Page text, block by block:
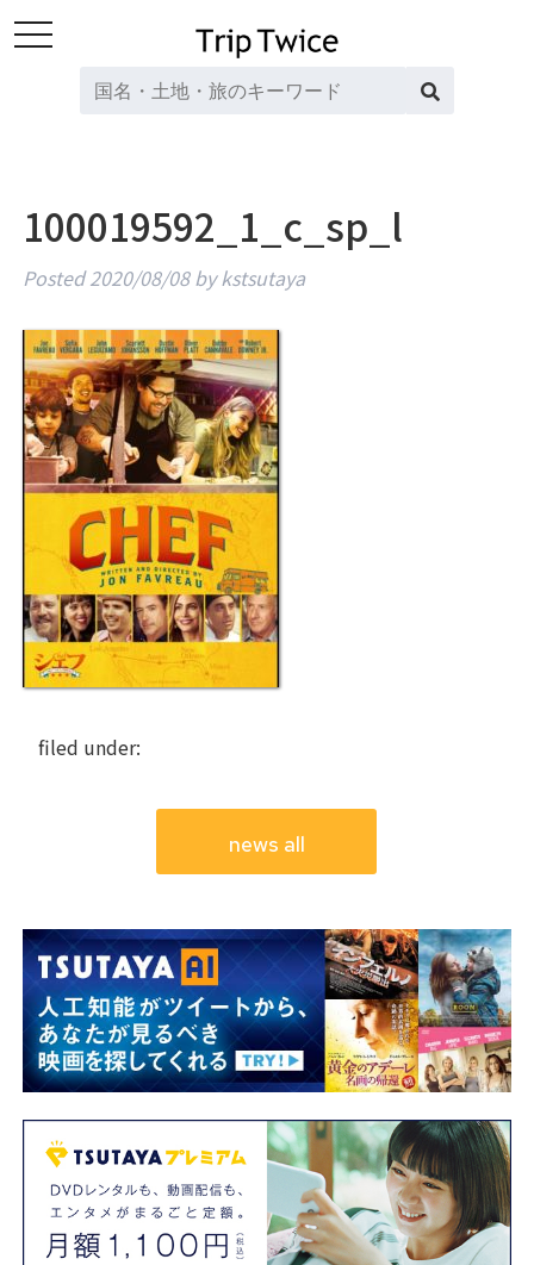
toggle
100019592_1_c_sp_l
Posted2020/08/08 by kstsutaya
filed under:
news all